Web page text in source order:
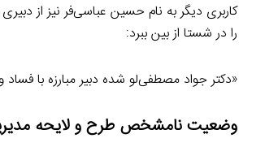
کاربری دیگر به نام حسین عباسی‌فر نیز از
را در شستا از بین ببرد:
«دکتر جواد مصطفی‌لو شده دبیر مبارزه با
وضعیت نامشخص طرح و لایحه